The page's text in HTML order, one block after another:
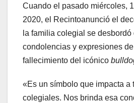
Cuando el pasado miércoles,
2020, el Recintoanunció el
la familia colegial se
condolencias y expresiones de
fallecimiento del icónico
«Es un símbolo que impacta a
colegiales. Nos brinda esa